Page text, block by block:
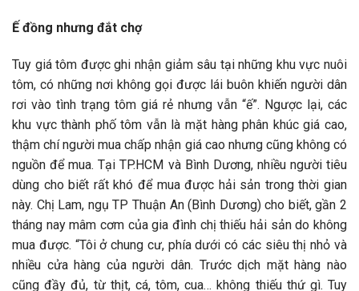
Ế đồng nhưng đắt chợ
Tuy giá tôm được ghi nhận giảm sâu tại những khu vực nuôi
tôm, có những nơi không gọi được lái buôn khiến người dân
rơi vào tình trạng tôm giá rẻ nhưng vẫn “ế”. Ngược lại, các
khu vực thành phố tôm vẫn là mặt hàng phân khúc giá cao,
thậm chí người mua chấp nhận giá cao nhưng cũng không có
nguồn để mua. Tại TP.HCM và Bình Dương, nhiều người tiêu
dùng cho biết rất khó để mua được hải sản trong thời gian
này. Chị Lam, ngụ TP Thuận An (Bình Dương) cho biết, gần 2
tháng nay mâm cơm của gia đình chị thiếu hải sản do không
mua được. “Tôi ở chung cư, phía dưới có các siêu thị nhỏ và
nhiều cửa hàng của người dân. Trước dịch mặt hàng nào
cũng đầy đủ, từ thịt, cá, tôm, cua… không thiếu thứ gì. Tuy